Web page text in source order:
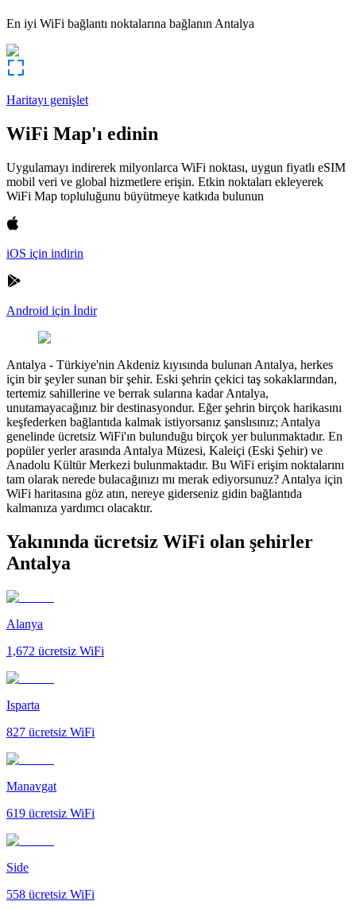
En iyi WiFi bağlantı noktalarına bağlanın Antalya
Haritayı genişlet
WiFi Map'ı edinin
Uygulamayı indirerek milyonlarca WiFi noktası, uygun fiyatlı eSIM
mobil veri ve global hizmetlere erişin. Etkin noktaları ekleyerek
WiFi Map topluluğunu büyütmeye katkıda bulunun
iOS için indirin
Android için İndir
Antalya - Türkiye'nin Akdeniz kıyısında bulunan Antalya, herkes
için bir şeyler sunan bir şehir. Eski şehrin çekici taş sokaklarından,
tertemiz sahillerine ve berrak sularına kadar Antalya,
unutamayacağınız bir destinasyondur. Eğer şehrin birçok harikasını
keşfederken bağlantıda kalmak istiyorsanız şanslısınız; Antalya
genelinde ücretsiz WiFi'ın bulunduğu birçok yer bulunmaktadır. En
popüler yerler arasında Antalya Müzesi, Kaleiçi (Eski Şehir) ve
Anadolu Kültür Merkezi bulunmaktadır. Bu WiFi erişim noktalarını
tam olarak nerede bulacağınızı mı merak ediyorsunuz? Antalya için
WiFi haritasına göz atın, nereye giderseniz gidin bağlantıda
kalmanıza yardımcı olacaktır.
Yakınında ücretsiz WiFi olan şehirler
Antalya
Alanya
1,672 ücretsiz WiFi
Isparta
827 ücretsiz WiFi
Manavgat
619 ücretsiz WiFi
Side
558 ücretsiz WiFi